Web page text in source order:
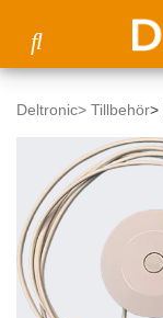
Deltronic> Tillbehör>